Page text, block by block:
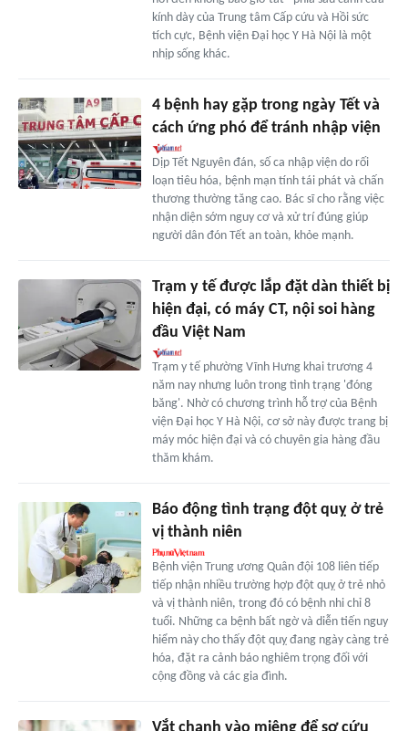
kính dày của Trung tâm Cấp cứu và Hồi sức
tích cực, Bệnh viện Đại học Y Hà Nội là một
nhịp sống khác.
4 bệnh hay gặp trong ngày Tết và
cách ứng phó để tránh nhập viện
Dịp Tết Nguyên đán, số ca nhập viện do rối
loạn tiêu hóa, bệnh mạn tính tái phát và chấn
thương thường tăng cao. Bác sĩ cho rằng việc
nhận diện sớm nguy cơ và xử trí đúng giúp
người dân đón Tết an toàn, khỏe mạnh.
Trạm y tế được lắp đặt dàn thiết bị
hiện đại, có máy CT, nội soi hàng
đầu Việt Nam
Trạm y tế phường Vĩnh Hưng khai trương 4
năm nay nhưng luôn trong tình trạng 'đóng
băng'. Nhờ có chương trình hỗ trợ của Bệnh
viện Đại học Y Hà Nội, cơ sở này được trang bị
máy móc hiện đại và có chuyên gia hàng đầu
thăm khám.
Báo động tình trạng đột quỵ ở trẻ
vị thành niên
Bệnh viện Trung ương Quân đội 108 liên tiếp
tiếp nhận nhiều trường hợp đột quỵ ở trẻ nhỏ
và vị thành niên, trong đó có bệnh nhi chỉ 8
tuổi. Những ca bệnh bất ngờ và diễn tiến nguy
hiểm này cho thấy đột quỵ đang ngày càng trẻ
hóa, đặt ra cảnh báo nghiêm trọng đối với
cộng đồng và các gia đình.
Vắt chanh vào miệng để sơ cứu